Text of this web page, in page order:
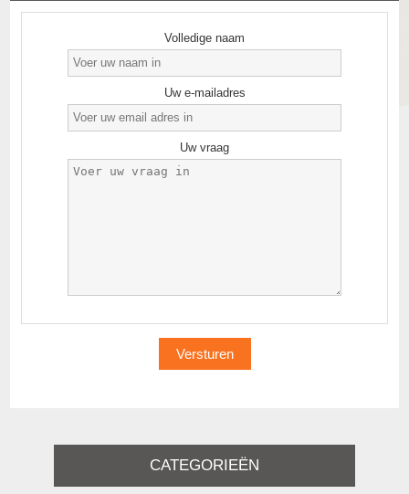
Volledige naam
Uw e-mailadres
Uw vraag
CATEGORIEËN